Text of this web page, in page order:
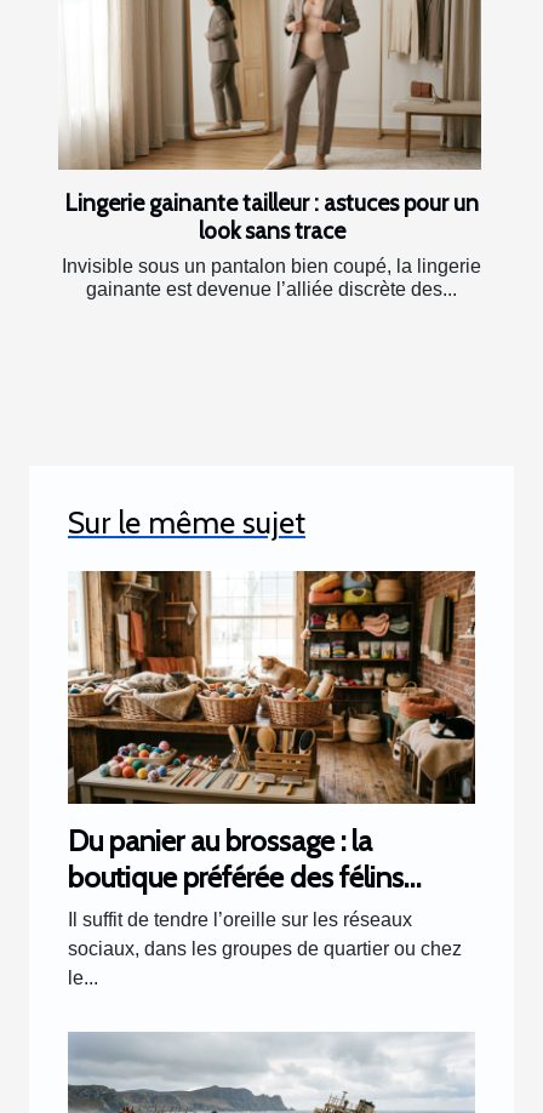
Lingerie gainante tailleur : astuces pour un
look sans trace
Invisible sous un pantalon bien coupé, la lingerie
gainante est devenue l’alliée discrète des...
Sur le même sujet
Du panier au brossage : la
boutique préférée des félins
racontée par les clients
Il suffit de tendre l’oreille sur les réseaux
sociaux, dans les groupes de quartier ou chez
le...